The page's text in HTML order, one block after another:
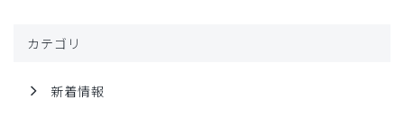
カテゴリ
新着情報